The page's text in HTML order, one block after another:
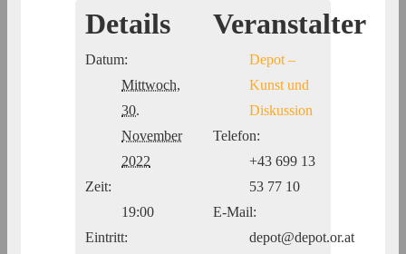
Details
Datum:
Mittwoch,
30.
November
2022
Zeit:
19:00
Eintritt:
Veranstalter
Depot –
Kunst und
Diskussion
Telefon:
+43 699 13
53 77 10
E-Mail:
depot@depot.or.at